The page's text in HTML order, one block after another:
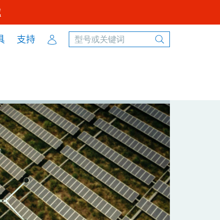
支持 Account